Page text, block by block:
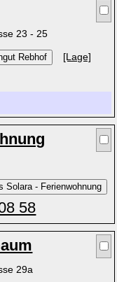
23 - 25
[Lage]
58
29a